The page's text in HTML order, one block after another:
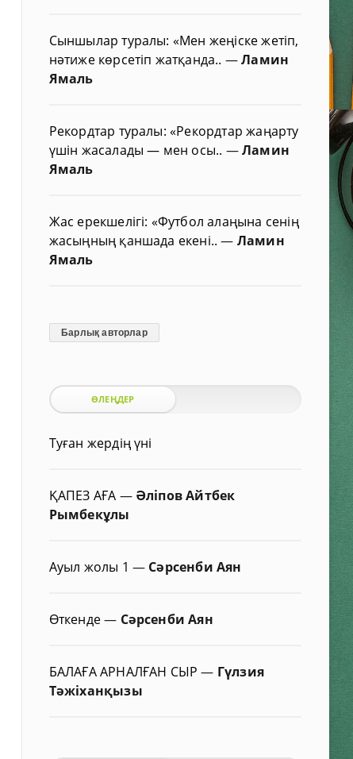
Сыншылар туралы: «Мен жеңіске жетіп,
нәтиже көрсетіп жатқанда.. —Ламин
Ямаль
Рекордтар туралы: «Рекордтар жаңарту
үшін жасалады — мен осы.. —Ламин
Ямаль
Жас ерекшелігі: «Футбол алаңына сенің
жасыңның қаншада екені..— Ламин
Ямаль
Барлық авторлар
ӨЛЕҢДЕР
Туған жердің үні
ҚАПЕЗ АҒА — Әліпов Айтбек
Рымбекұлы
Ауыл жолы 1 — Сәрсенби Аян
Өткенде— Сәрсенби Аян
БАЛАҒА АРНАЛҒАН СЫР— Гүлзия
Тәжіханқызы